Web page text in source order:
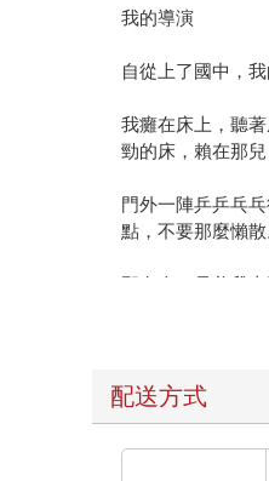
我的導演
自從上了國中，
我癱在床上，聽
勁的床，賴在那
門外一陣乒乒乓
點，不要那麼懶
那女人，是養我
和往常一樣，她
提到下午有個研
配送方式